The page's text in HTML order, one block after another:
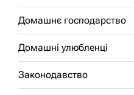
Домашнє господарство
Домашні улюбленці
Законодавство